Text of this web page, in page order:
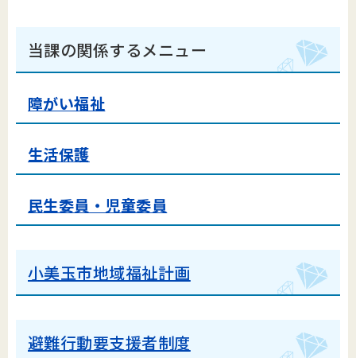
当課の関係するメニュー
障がい福祉
生活保護
民生委員・児童委員
小美玉市地域福祉計画
避難行動要支援者制度